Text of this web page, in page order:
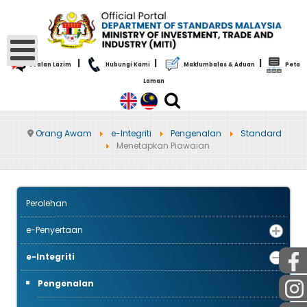
Soalan Lazim Hubungi Kami| Maklumbalas & Aduan Peta
Laman
Orang Awam e-Integriti Pengenalan
Standard
Menetapkan Piawaian
Perolehan
e-Penyertaan
e-Integriti
Pengenalan